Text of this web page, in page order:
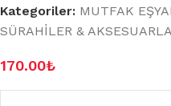
Kategoriler: MUTFAK
SÜRAHİLER &
170.00₺